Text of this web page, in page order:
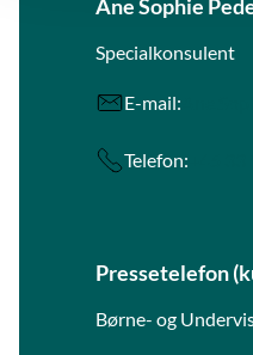
Ane Sophie
Specialkonsulent
E-mail:
Telefon:
Pressetelefon
Børne- og